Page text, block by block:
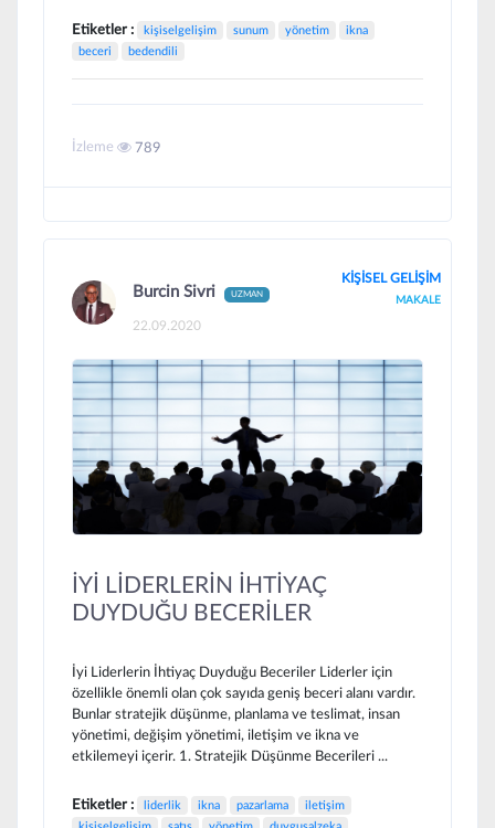
Etiketler : kişiselgelişim sunum yönetim
ikna
beceri
bedendili
İzleme 789
Burcin Sivri UZMAN
22.09.2020
KİŞİSEL GELİŞİM
MAKALE
İYİ LİDERLERİN İHTİYAÇ
DUYDUĞU BECERİLER
İyi Liderlerin İhtiyaç Duyduğu Beceriler Liderler için
özellikle önemli olan çok sayıda geniş beceri alanı vardır.
Bunlar stratejik düşünme, planlama ve teslimat, insan
yönetimi, değişim yönetimi, iletişim ve ikna ve
etkilemeyi içerir. 1. Stratejik Düşünme Becerileri ...
Etiketler : liderlik ikna pazarlama
iletişim